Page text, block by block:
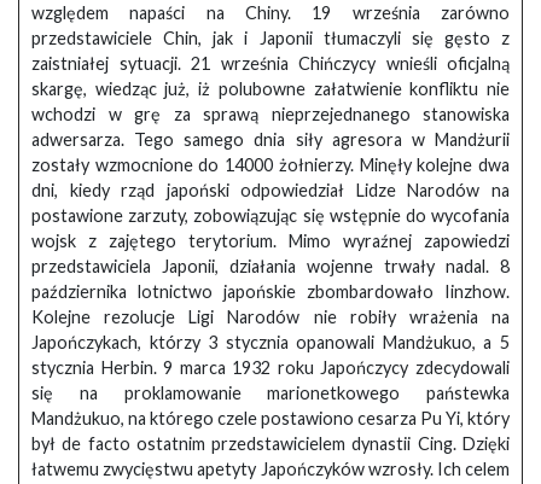
względem napaści na Chiny. 19 września zarówno
przedstawiciele Chin, jak i Japonii tłumaczyli się gęsto z
zaistniałej sytuacji. 21 września Chińczycy wnieśli oficjalną
skargę, wiedząc już, iż polubowne załatwienie konfliktu nie
wchodzi w grę za sprawą nieprzejednanego stanowiska
adwersarza. Tego samego dnia siły agresora w Mandżurii
zostały wzmocnione do 14000 żołnierzy. Minęły kolejne dwa
dni, kiedy rząd japoński odpowiedział Lidze Narodów na
postawione zarzuty, zobowiązując się wstępnie do wycofania
wojsk z zajętego terytorium. Mimo wyraźnej zapowiedzi
przedstawiciela Japonii, działania wojenne trwały nadal. 8
października lotnictwo japońskie zbombardowało Iinzhow.
Kolejne rezolucje Ligi Narodów nie robiły wrażenia na
Japończykach, którzy 3 stycznia opanowali Mandżukuo, a 5
stycznia Herbin. 9 marca 1932 roku Japończycy zdecydowali
się na proklamowanie marionetkowego państewka
Mandżukuo, na którego czele postawiono cesarza Pu Yi, który
był de facto ostatnim przedstawicielem dynastii Cing. Dzięki
łatwemu zwycięstwu apetyty Japończyków wzrosły. Ich celem